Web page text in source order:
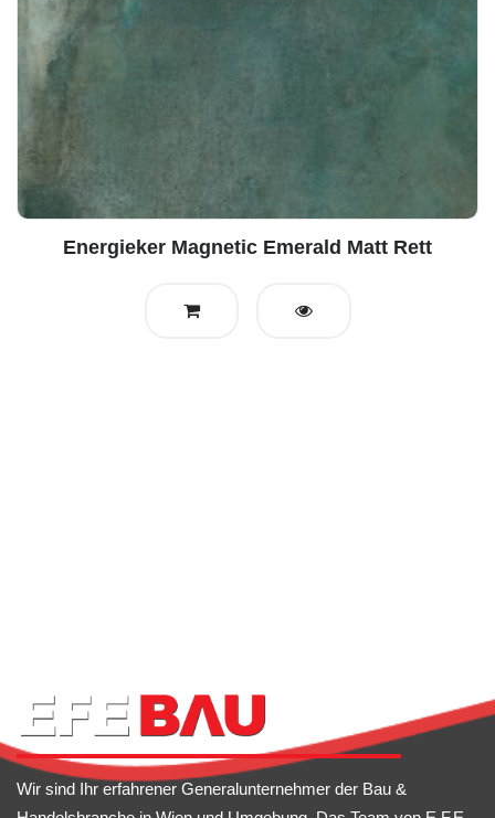
Energieker Magnetic Emerald Matt Rett
Wir sind Ihr erfahrener Generalunternehmer der Bau &